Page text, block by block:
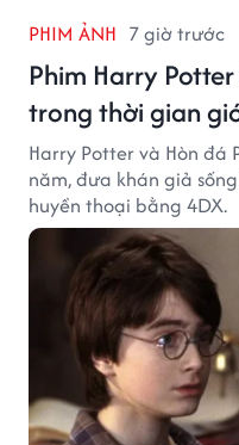
PHIM ẢNH 7 giờ trước
Phim Harry
trong thời gian
Harry Potter và Hòn đá
năm, đưa khán giả
huyền thoại bằng 4DX.